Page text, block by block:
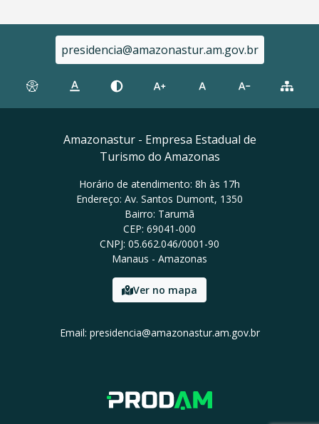
presidencia@amazonastur.am.gov.br
Amazonastur - Empresa Estadual de
Turismo do Amazonas
Horário de atendimento: 8h às 17h
Endereço: Av. Santos Dumont, 1350
Bairro: Tarumã
CEP: 69041-000
CNPJ: 05.662.046/0001-90
Manaus - Amazonas
Ver no mapa
Email: presidencia@amazonastur.am.gov.br